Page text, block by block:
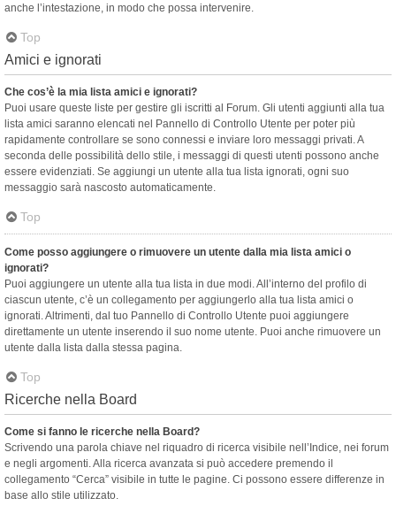
anche l’intestazione, in modo che possa intervenire.
Top
Amici e ignorati
Che cos’è la mia lista amici e ignorati?
Puoi usare queste liste per gestire gli iscritti al Forum. Gli utenti aggiunti alla tua
lista amici saranno elencati nel Pannello di Controllo Utente per poter più
rapidamente controllare se sono connessi e inviare loro messaggi privati. A
seconda delle possibilità dello stile, i messaggi di questi utenti possono anche
essere evidenziati. Se aggiungi un utente alla tua lista ignorati, ogni suo
messaggio sarà nascosto automaticamente.
Top
Come posso aggiungere o rimuovere un utente dalla mia lista amici o
ignorati?
Puoi aggiungere un utente alla tua lista in due modi. All’interno del profilo di
ciascun utente, c’è un collegamento per aggiungerlo alla tua lista amici o
ignorati. Altrimenti, dal tuo Pannello di Controllo Utente puoi aggiungere
direttamente un utente inserendo il suo nome utente. Puoi anche rimuovere un
utente dalla lista dalla stessa pagina.
Top
Ricerche nella Board
Come si fanno le ricerche nella Board?
Scrivendo una parola chiave nel riquadro di ricerca visibile nell’Indice, nei forum
e negli argomenti. Alla ricerca avanzata si può accedere premendo il
collegamento “Cerca” visibile in tutte le pagine. Ci possono essere differenze in
base allo stile utilizzato.